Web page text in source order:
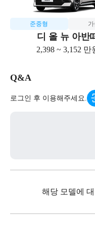
준중형
디 올 뉴 아반
2,398 ~ 3,152 만
Q&A
로그인 후 이용해주세요.
해당 모델에